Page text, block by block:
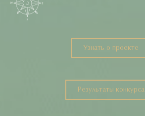
Узнать о проекте
Узнать о проекте
Результаты конкурса
Результаты конкурса